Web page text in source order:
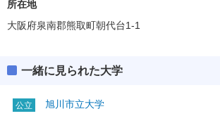
所在地
大阪府泉南郡熊取町朝代台1-1
一緒に見られた大学
公立 旭川市立大学